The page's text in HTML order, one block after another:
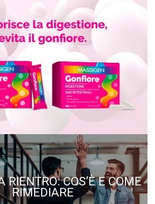
RIENTRO: COS’È E COME
RIMEDIARE